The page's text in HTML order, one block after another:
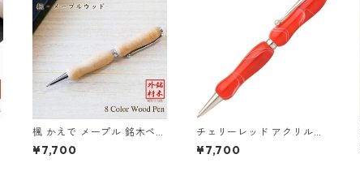
楓 かえで メープル 銘木ペン
ウッド 木のボールペン クロ
スタイプ TWD1601
¥7,700
チェリーレッド アクリルペ
ン Red TMA1600
¥7,700